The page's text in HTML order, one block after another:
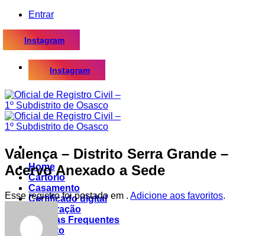
Skip
content
Entrar
Instagram
Instagram
Home
Cartório
Casamento
Certificado digital
Procuração
Dúvidas Frequentes
Contato
Valença – Distrito Serra Grande –
Acervo Anexado a Sede
Esse registro foi postado em . Adicione aos favoritos.